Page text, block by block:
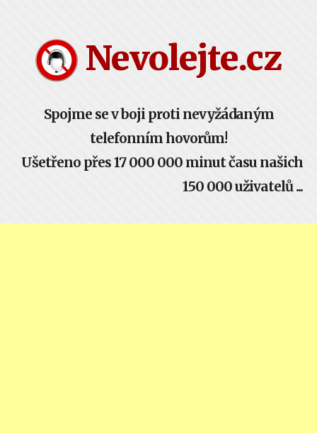
Nevolejte.cz
Spojme se v boji proti nevyžádaným
telefonním hovorům!
Ušetřeno přes 17 000 000 minut času našich
150 000 uživatelů ...